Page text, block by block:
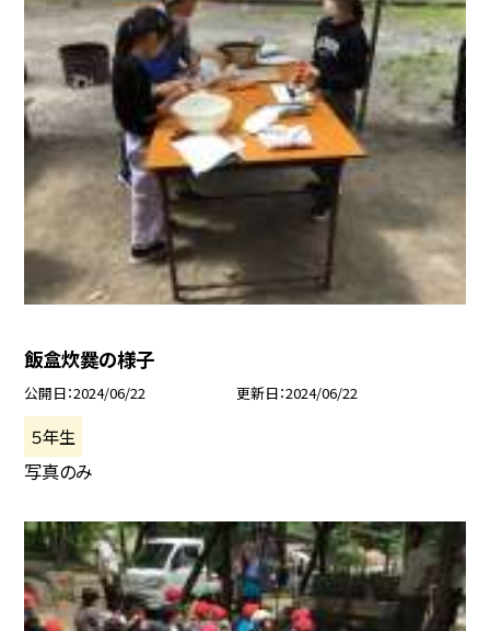
飯盒炊爨の様子
公開日 2024/06/22 更新日 2024/06/22
５年生
写真のみ